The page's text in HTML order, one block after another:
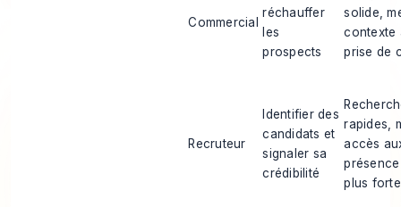
Commercial
réchauffer
les
prospects
solide,
contexte
prise de
Recruteur
Identifier des
candidats et
signaler sa
crédibilité
rapides,
accès
plus forte